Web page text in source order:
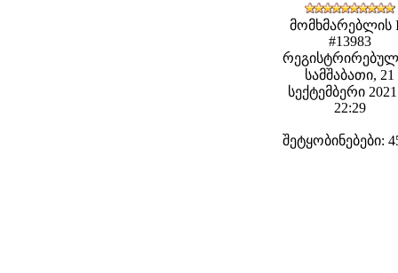
მომხმარებლის
#13983
სამშაბათი, 21
სექტემბერი
22:29
შეტყობინებები: